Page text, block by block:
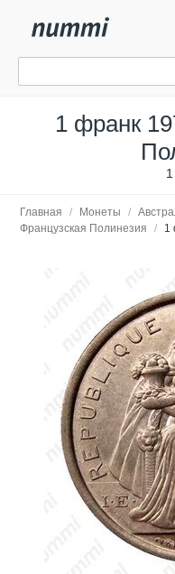
1 франк
Главная / Монеты /
Французская Полинезия
/ 1